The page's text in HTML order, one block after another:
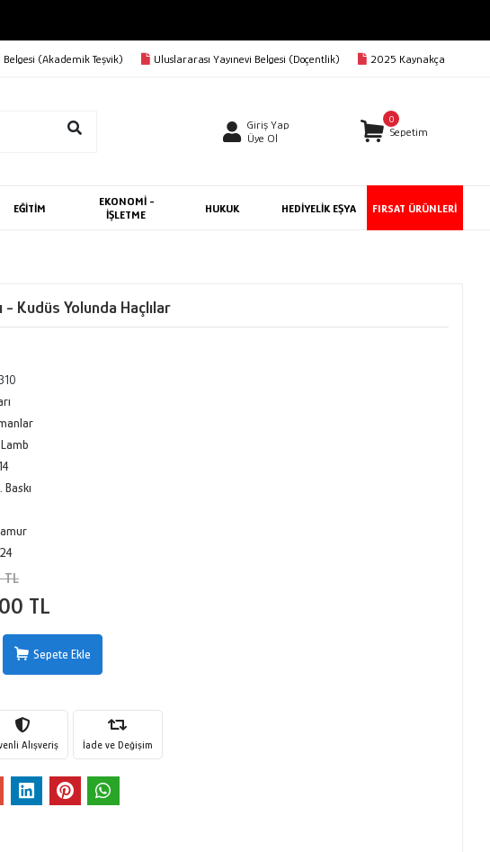
Belgesi (Akademik Teşvik) Uluslararası Yayınevi Belgesi (Doçentlik) 2025 Kaynakça
Giriş Yap
Üye Ol
0
Sepetim
EĞİTİM
EKONOMİ -
İŞLETME
HUKUK HEDİYELİK EŞYA FIRSAT ÜRÜNLERİ
- Kudüs Yolunda Haçlılar
Baskı
TL
TL
Sepete Ekle
Alışveriş İade ve Değişim